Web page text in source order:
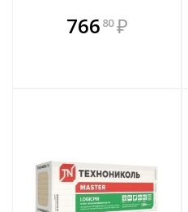
766 80 ₽
В комплекте
всегда выгоднее!